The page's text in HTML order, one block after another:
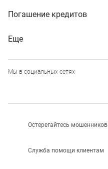
Погашение кредитов
Еще
Мы в социальных сетях
Остерегайтесь мошенников
Служба помощи клиентам